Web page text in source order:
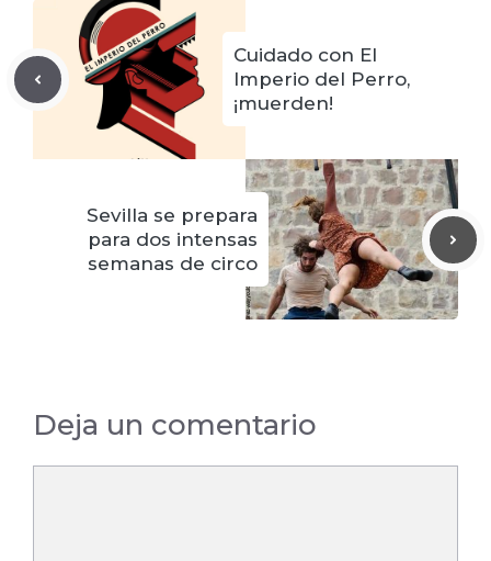
Cuidado con El
Imperio del Perro,
¡muerden!
Sevilla se prepara
para dos intensas
semanas de circo
Deja un comentario